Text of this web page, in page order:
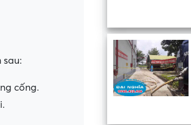
sau:
cống.